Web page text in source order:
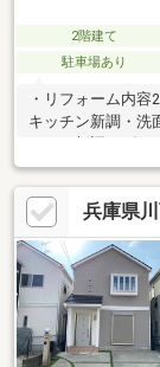
2階建て
駐車場あり
・リフォーム内
キッチン新調・洗
ーホン新調・ダ
貼替・CF貼替・
障子貼替・洗い工
収納あり！・落ち
■平日のお住まい
決済など、平日に
をご用意していま
午前10時から午後
兵庫県